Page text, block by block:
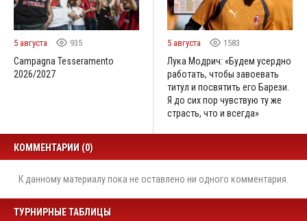
5 августа 935
Campagna Tesseramento
2026/2027
5 августа 1583
Лука Модрич: «Будем усердно
работать, чтобы завоевать
титул и посвятить его Барези.
Я до сих пор чувствую ту же
страсть, что и всегда»
КОММЕНТАРИИ (0)
К данному материалу пока не оставлено ни одного комментария.
ТУРНИРНЫЕ ТАБЛИЦЫ